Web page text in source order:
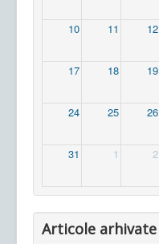
10 11 12
17 18 19
24 25 26
31 1 2
Articole arhivate